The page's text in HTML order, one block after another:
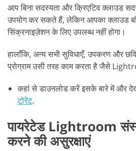
आप बिना सदस्यता और क्रिएटिव क्लाउड
उपयोग कर सकते हैं, लेकिन आपका क्लाउड
सिंक्रनाइज़ेशन के लिए उपलब्ध नहीं होगा।
हालाँकि, अन्य सभी सुविधाएँ, उपकरण और छवि
प्रोग्राम उसी तरह काम करता है जैसे
कहां से डाउनलोड करें इसके बारे में और
टोरेंट.
पायरेटेड Lightroom
करने की असुरक्षाएं